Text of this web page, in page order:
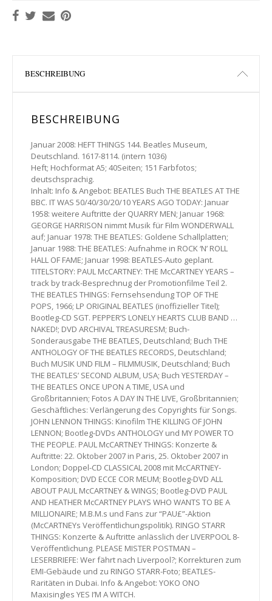
BESCHREIBUNG
BESCHREIBUNG
Januar 2008: HEFT THINGS 144. Beatles Museum,
Deutschland. 1617-8114. (intern 1036)
Heft; Hochformat A5; 40Seiten; 151 Farbfotos;
deutschsprachig.
Inhalt: Info & Angebot: BEATLES Buch THE BEATLES AT THE
BBC. IT WAS 50/40/30/20/10 YEARS AGO TODAY: Januar
1958: weitere Auftritte der QUARRY MEN; Januar 1968:
GEORGE HARRISON nimmt Musik für Film WONDERWALL
auf; Januar 1978: THE BEATLES: Goldene Schallplatten;
Januar 1988: THE BEATLES: Aufnahme in ROCK ‘N’ ROLL
HALL OF FAME; Januar 1998: BEATLES-Auto geplant.
TITELSTORY: PAUL McCARTNEY: THE McCARTNEY YEARS –
track by track-Besprechnug der Promotionfilme Teil 2.
THE BEATLES THINGS: Fernsehsendung TOP OF THE
POPS, 1966; LP ORIGINAL BEATLES (inoffizieller Titel);
Bootleg-CD SGT. PEPPER’S LONELY HEARTS CLUB BAND …
NAKED!; DVD ARCHIVAL TREASURESM; Buch-
Sonderausgabe THE BEATLES, Deutschland; Buch THE
ANTHOLOGY OF THE BEATLES RECORDS, Deutschland;
Buch MUSIK UND FILM – FILMMUSIK, Deutschland; Buch
THE BEATLES’ SECOND ALBUM, USA; Buch YESTERDAY –
THE BEATLES ONCE UPON A TIME, USA und
Großbritannien; Fotos A DAY IN THE LIVE, Großbritannien;
Geschäftliches: Verlängerung des Copyrights für Songs.
JOHN LENNON THINGS: Kinofilm THE KILLING OF JOHN
LENNON; Bootleg-DVDs ANTHOLOGY und MY POWER TO
THE PEOPLE. PAUL McCARTNEY THINGS: Konzerte &
Auftritte: 22. Oktober 2007 in Paris, 25. Oktober 2007 in
London; Doppel-CD CLASSICAL 2008 mit McCARTNEY-
Komposition; DVD ECCE COR MEUM; Bootleg-DVD ALL
ABOUT PAUL McCARTNEY & WINGS; Bootleg-DVD PAUL
AND HEATHER McCARTNEY PLAYS WHO WANTS TO BE A
MILLIONAIRE; M.B.M.s und Fans zur “PAU£”-Aktion
(McCARTNEYs Veröffentlichungspolitik). RINGO STARR
THINGS: Konzerte & Auftritte anlässlich der LIVERPOOL 8-
Veröffentlichung. PLEASE MISTER POSTMAN –
LESERBRIEFE: Wer fährt nach Liverpool?; Korrekturen zum
EMI-Gebäude und zu RINGO STARR-Foto; BEATLES-
Raritäten in Dubai. Info & Angebot: YOKO ONO
Maxisingles YES I’M A WITCH.